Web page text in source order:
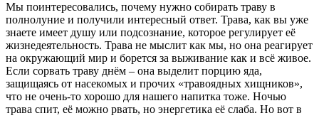
Мы поинтересовались, почему нужно собирать траву в
полнолуние и получили интересный ответ. Трава, как вы уже
знаете имеет душу или подсознание, которое регулирует её
жизнедеятельность. Трава не мыслит как мы, но она реагирует
на окружающий мир и борется за выживание как и всё живое.
Если сорвать траву днём – она выделит порцию яда,
защищаясь от насекомых и прочих «травоядных хищников»,
что не очень-то хорошо для нашего напитка тоже. Ночью
трава спит, её можно рвать, но энергетика её слаба. Но вот в